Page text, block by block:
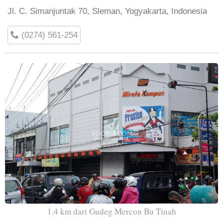
Jl. C. Simanjuntak 70, Sleman, Yogyakarta, Indonesia
(0274) 561-254
1.4 km dari Gudeg Mercon Bu Tinah